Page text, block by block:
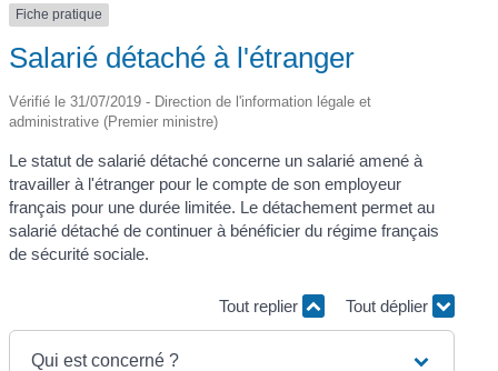
Fiche pratique
Salarié détaché à l'étranger
Vérifié le 31/07/2019 - Direction de l'information légale et
administrative (Premier ministre)
Le statut de salarié détaché concerne un salarié amené à
travailler à l'étranger pour le compte de son employeur
français pour une durée limitée. Le détachement permet au
salarié détaché de continuer à bénéficier du régime français
de sécurité sociale.
Tout replier Tout déplier
Qui est concerné ?